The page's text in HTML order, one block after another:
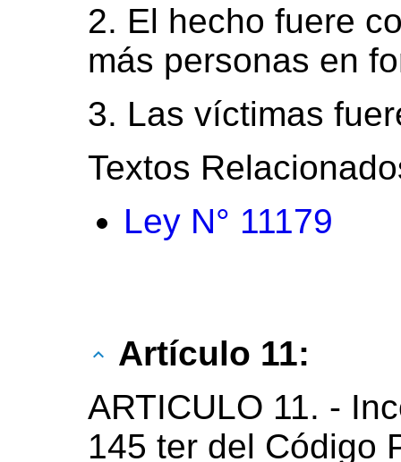
2. El hecho fuere
más personas en
3. Las víctimas
Textos
Ley N° 11179
Artículo 11:
ARTICULO 11. -
145 ter del Código